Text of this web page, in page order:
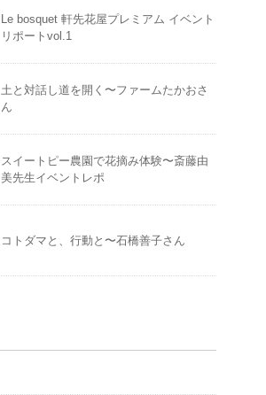
Le bosquet 軒先花屋プレミアム イベント
リポートvol.1
土と対話し道を開く〜ファームたかおさ
ん
スイートピー農園で花摘み体験〜斎藤由
美先生イベントレポ
コトダマと、行動と〜石橋善子さん